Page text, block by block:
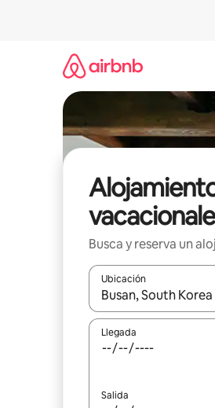
Busca y reserva un
Ubicación
Cuando los
Llegada
Salida